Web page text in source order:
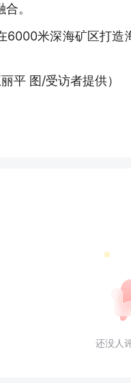
。
6000米深海矿区打
平 图/受访者提供）
还没人